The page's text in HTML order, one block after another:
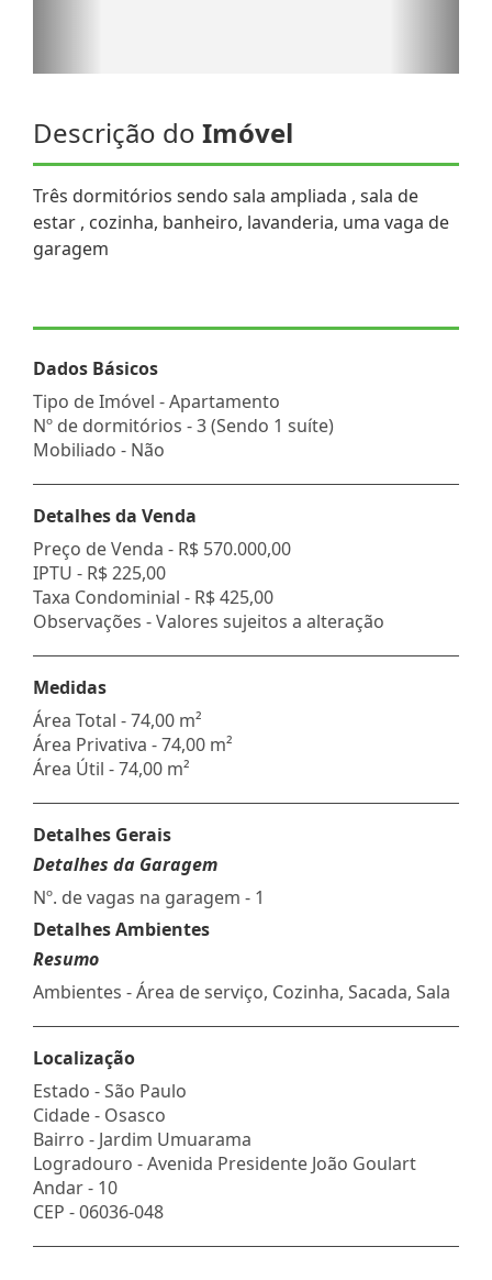
Descrição do Imóvel
Três dormitórios sendo sala ampliada , sala de
estar , cozinha, banheiro, lavanderia, uma vaga de
garagem
Dados Básicos
Tipo de Imóvel - Apartamento
Nº de dormitórios - 3 (Sendo 1 suíte)
Mobiliado - Não
Detalhes da Venda
Preço de Venda - R$ 570.000,00
IPTU - R$ 225,00
Taxa Condominial - R$ 425,00
Observações - Valores sujeitos a alteração
Medidas
Área Total - 74,00 m²
Área Privativa - 74,00 m²
Área Útil - 74,00 m²
Detalhes Gerais
Detalhes da Garagem
Nº. de vagas na garagem - 1
Detalhes Ambientes
Resumo
Ambientes - Área de serviço, Cozinha, Sacada, Sala
Localização
Estado -São Paulo
Cidade - Osasco
Bairro - Jardim Umuarama
Logradouro -Avenida Presidente João Goulart
Andar - 10
CEP -06036-048